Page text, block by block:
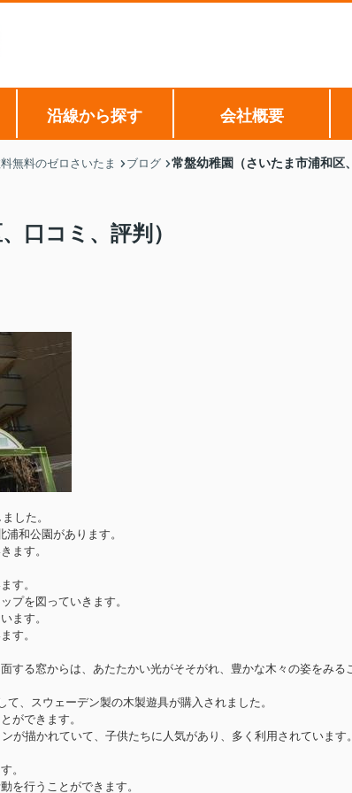
沿線から探す 会社概要
無料のゼロさいたま ブログ 常盤幼稚園（さいたま市浦和区
口コミ、評判）
した。
和公園があります。
ます。
す。
プを図っていきます。
ます。
す。
する窓からは、あたたかい光がそそがれ、豊かな木々の姿をみる
、スウェーデン製の木製遊具が購入されました。
ができます。
が描かれていて、子供たちに人気があり、多く利用されています。
。
を行うことができます。